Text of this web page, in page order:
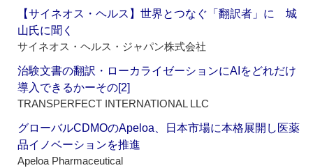
【サイネオス・ヘルス】世界とつなぐ「翻訳者」に 城
山氏に聞く
サイネオス・ヘルス・ジャパン株式会社
治験文書の翻訳・ローカライゼーションにAIをどれだけ
導入できるかーその[2]
TRANSPERFECT INTERNATIONAL LLC
グローバルCDMOのApeloa、日本市場に本格展開し医薬
品イノベーションを推進
Apeloa Pharmaceutical